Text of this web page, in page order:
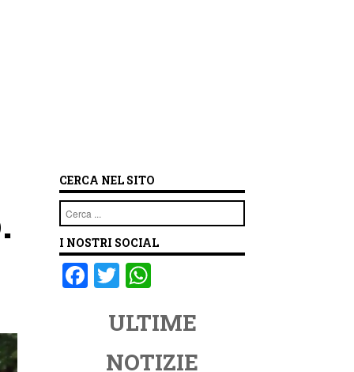
CERCA NEL SITO
Cerca
I NOSTRI SOCIAL
F T
tt
er
at
s
ULTIME
NOTIZIE